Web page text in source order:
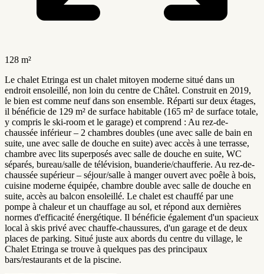
128 m²
Le chalet Etringa est un chalet mitoyen moderne situé dans un
endroit ensoleillé, non loin du centre de Châtel. Construit en 2019,
le bien est comme neuf dans son ensemble. Réparti sur deux étages,
il bénéficie de 129 m² de surface habitable (165 m² de surface totale,
y compris le ski-room et le garage) et comprend : Au rez-de-
chaussée inférieur – 2 chambres doubles (une avec salle de bain en
suite, une avec salle de douche en suite) avec accès à une terrasse,
chambre avec lits superposés avec salle de douche en suite, WC
séparés, bureau/salle de télévision, buanderie/chaufferie. Au rez-de-
chaussée supérieur – séjour/salle à manger ouvert avec poêle à bois,
cuisine moderne équipée, chambre double avec salle de douche en
suite, accès au balcon ensoleillé. Le chalet est chauffé par une
pompe à chaleur et un chauffage au sol, et répond aux dernières
normes d'efficacité énergétique. Il bénéficie également d'un spacieux
local à skis privé avec chauffe-chaussures, d'un garage et de deux
places de parking. Situé juste aux abords du centre du village, le
Chalet Etringa se trouve à quelques pas des principaux
bars/restaurants et de la piscine.